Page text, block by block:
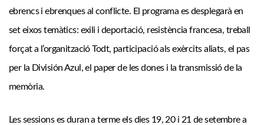
ebrencs i ebrenques al conflicte. El programa es desplegarà en
set eixos temàtics: exili i deportació, resistència francesa, treball
forçat a l’organització Todt, participació als exèrcits aliats, el pas
per la División Azul, el paper de les dones i la transmissió de la
memòria.
Les sessions es duran a terme els dies 19, 20 i 21 de setembre a